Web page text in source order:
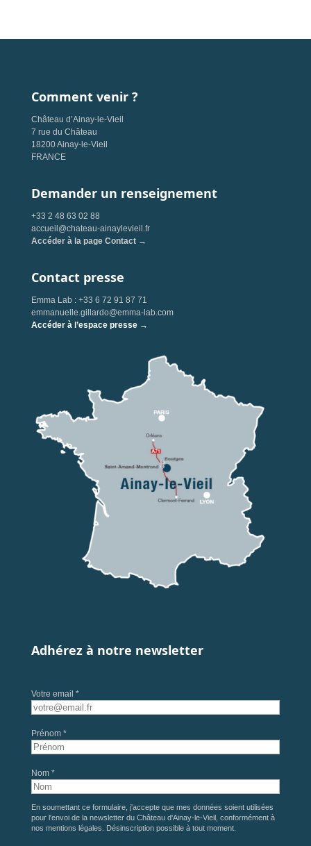
Comment venir ?
Château d’Ainay-le-Vieil
7 rue du Château
18200 Ainay-le-Vieil
FRANCE
Demander un renseignement
+33 2 48 63 02 88
accueil@chateau-ainaylevieil.fr
Accéder à la page Contact →
Contact presse
Emma Lab : +33 6 72 91 87 71
emmanuelle.gillardo@emma-lab.com
Accéder à l’espace presse →
Adhérez à notre newsletter
Votre email *
Prénom *
Nom *
En soumettant ce formulaire, j'accepte que mes données soient utilisées
pour l'envoi de la newsletter du Château d'Ainay-le-Vieil, conformément à
nos mentions légales . Désinscription possible à tout moment.